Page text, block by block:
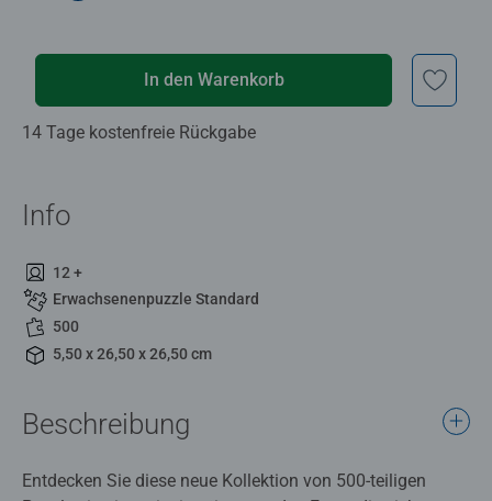
In den Warenkorb
14 Tage kostenfreie Rückgabe
Info
12 +
Erwachsenenpuzzle Standard
500
5,50 x 26,50 x 26,50 cm
Beschreibung
Entdecken Sie diese neue Kollektion von 500-teiligen